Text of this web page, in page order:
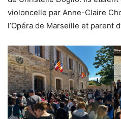
violoncelle par Anne-Claire
l’Opéra de Marseille et parent